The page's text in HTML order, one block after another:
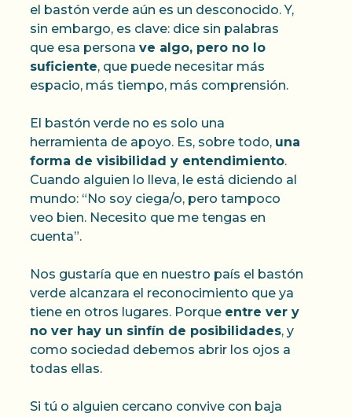
el bastón verde aún es un desconocido. Y,
sin embargo, es clave: dice sin palabras
que esa persona ve algo, pero no lo
suficiente, que puede necesitar más
espacio, más tiempo, más comprensión.
El bastón verde no es solo una
herramienta de apoyo. Es, sobre todo, una
forma de visibilidad y entendimiento.
Cuando alguien lo lleva, le está diciendo al
mundo: “No soy ciega/o, pero tampoco
veo bien. Necesito que me tengas en
cuenta”.
Nos gustaría que en nuestro país el bastón
verde alcanzara el reconocimiento que ya
tiene en otros lugares. Porque entre ver y
no ver hay un sinfín de posibilidades, y
como sociedad debemos abrir los ojos a
todas ellas.
Si tú o alguien cercano convive con baja